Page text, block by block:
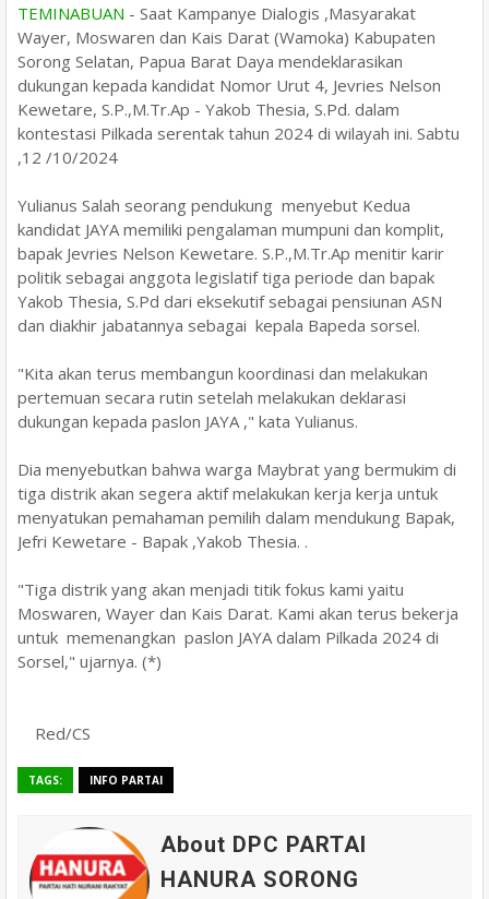
TEMINABUAN - Saat Kampanye Dialogis ,Masyarakat
Wayer, Moswaren dan Kais Darat (Wamoka) Kabupaten
Sorong Selatan, Papua Barat Daya mendeklarasikan
dukungan kepada kandidat Nomor Urut 4, Jevries Nelson
Kewetare, S.P.,M.Tr.Ap - Yakob Thesia, S.Pd. dalam
kontestasi Pilkada serentak tahun 2024 di wilayah ini. Sabtu
,12 /10/2024
Yulianus Salah seorang pendukung menyebut Kedua
kandidat JAYA memiliki pengalaman mumpuni dan komplit,
bapak Jevries Nelson Kewetare. S.P.,M.Tr.Ap menitir karir
politik sebagai anggota legislatif tiga periode dan bapak
Yakob Thesia, S.Pd dari eksekutif sebagai pensiunan ASN
dan diakhir jabatannya sebagai kepala Bapeda sorsel.
"Kita akan terus membangun koordinasi dan melakukan
pertemuan secara rutin setelah melakukan deklarasi
dukungan kepada paslon JAYA ," kata Yulianus.
Dia menyebutkan bahwa warga Maybrat yang bermukim di
tiga distrik akan segera aktif melakukan kerja kerja untuk
menyatukan pemahaman pemilih dalam mendukung Bapak,
Jefri Kewetare - Bapak ,Yakob Thesia. .
"Tiga distrik yang akan menjadi titik fokus kami yaitu
Moswaren, Wayer dan Kais Darat. Kami akan terus bekerja
untuk memenangkan paslon JAYA dalam Pilkada 2024 di
Sorsel," ujarnya. (*)
Red/CS
TAGS: INFO PARTAI
About DPC PARTAI
HANURA SORONG